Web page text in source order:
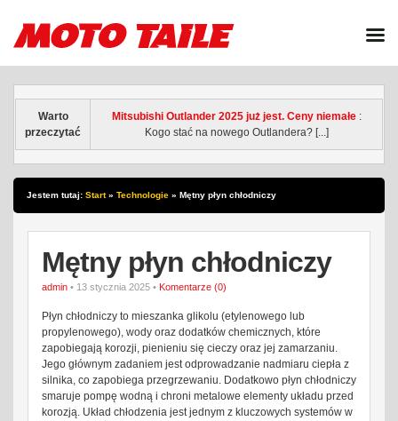
Warto
przeczytać
Mitsubishi Outlander 2025 już jest. Ceny niemałe:
Kogo stać na nowego Outlandera? [...]
Jestem tutaj: Start» Technologie » Mętny płyn chłodniczy
Mętny płyn chłodniczy
admin • 13 stycznia 2025 • Komentarze (0)
Płyn chłodniczy to mieszanka glikolu (etylenowego lub
propylenowego), wody oraz dodatków chemicznych, które
zapobiegają korozji, pienieniu się cieczy oraz jej zamarzaniu.
Jego głównym zadaniem jest odprowadzanie nadmiaru ciepła z
silnika, co zapobiega przegrzewaniu. Dodatkowo płyn chłodniczy
smaruje pompę wodną i chroni metalowe elementy układu przed
korozją. Układ chłodzenia jest jednym z kluczowych systemów w